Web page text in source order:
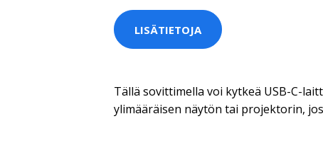
LISÄTIETOJA
Tällä sovittimella voi kytkeä USB-C-
ylimääräisen näytön tai projektorin,